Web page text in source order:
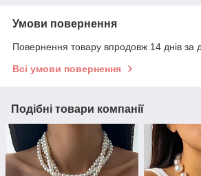
Умови повернення
Повернення товару впродовж 14 днів за
Всі умови повернення
Подібні товари компанії